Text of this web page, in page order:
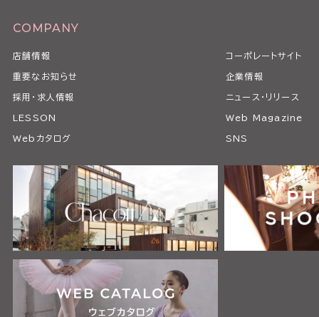
COMPANY
店舗情報 コーポレートサイト
重要なお知らせ 企業情報
採用・求人情報 ニュース・リリース
LESSON Web Magazine
Webカタログ SNS